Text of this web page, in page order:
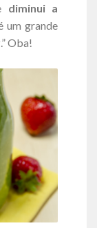
diminui a
um grande
.” Oba!